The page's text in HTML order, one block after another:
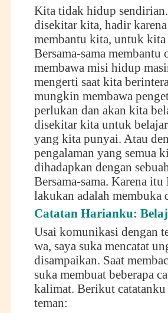
Kita tidak hidup
disekitar kita, hadir
membantu kita, untuk
Bersama-sama
membawa misi hidup
mengerti saat kita
mungkin membawa
perlukan dan akan kita
disekitar kita untuk
yang kita punyai. Atau
pengalaman yang semua
dihadapkan dengan
Bersama-sama. Karena
lakukan adalah
Catatan Harianku:
Usai komunikasi dengan
wa, saya suka mencatat
disampaikan. Saat
suka membuat beberapa
kalimat. Berikut
teman: